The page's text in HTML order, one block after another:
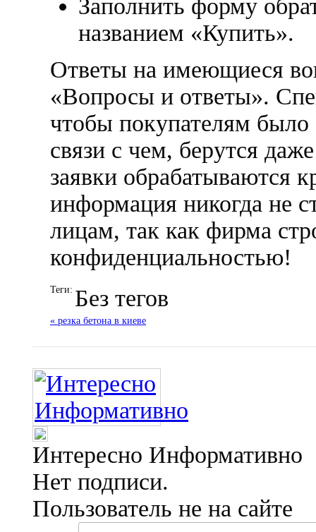
Заполнить форму
названием «Купить».
Ответы на имеющиеся
«Вопросы и ответы».
чтобы покупателям было
связи с чем, берутся
заявки обрабатываются
информация никогда не
лицам, так как фирма
конфиденциальностью!
Теги: Без тегов
« резка бетона в киеве
Интересно Информативно
Нет подписи.
Пользователь не на сайте